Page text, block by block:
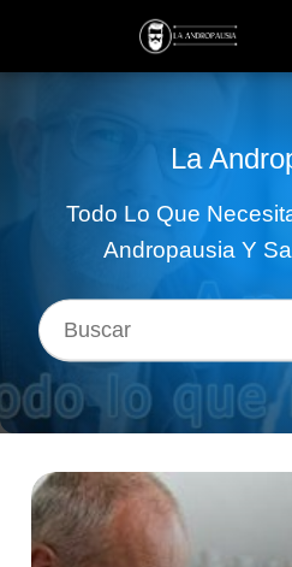
La
Todo Lo Que
Andropausia Y